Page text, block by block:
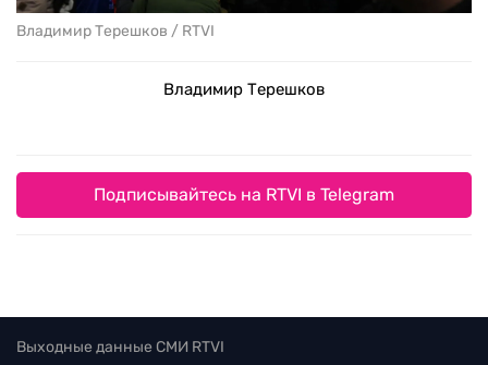
Владимир Терешков / RTVI
Владимир Терешков
Подписывайтесь на RTVI в Telegram
Выходные данные СМИ RTVI